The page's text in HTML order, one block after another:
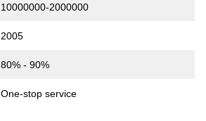
10000000-2000000
2005
80% - 90%
One-stop service